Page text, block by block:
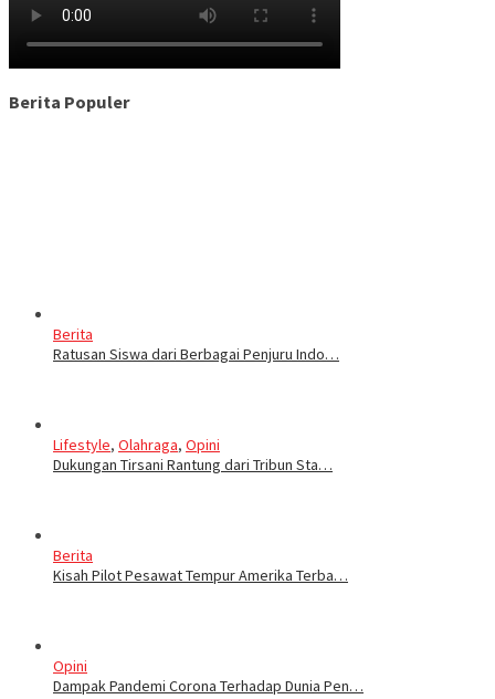
Berita Populer
Berita
Ratusan Siswa dari Berbagai Penjuru Indo…
Lifestyle, Olahraga, Opini
Dukungan Tirsani Rantung dari Tribun Sta…
Berita
Kisah Pilot Pesawat Tempur Amerika Terba…
Opini
Dampak Pandemi Corona Terhadap Dunia Pen…